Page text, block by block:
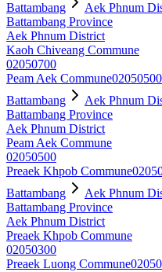
Battambang
Aek Phnum
Battambang Province
Aek Phnum District
Kaoh Chiveang Commune
02050700
Peam Aek Commune02050500
Battambang
Aek Phnum
Battambang Province
Aek Phnum District
Peam Aek Commune
02050500
Preaek Khpob Commune
Battambang
Aek Phnum
Battambang Province
Aek Phnum District
Preaek Khpob Commune
02050300
Preaek Luong Commune